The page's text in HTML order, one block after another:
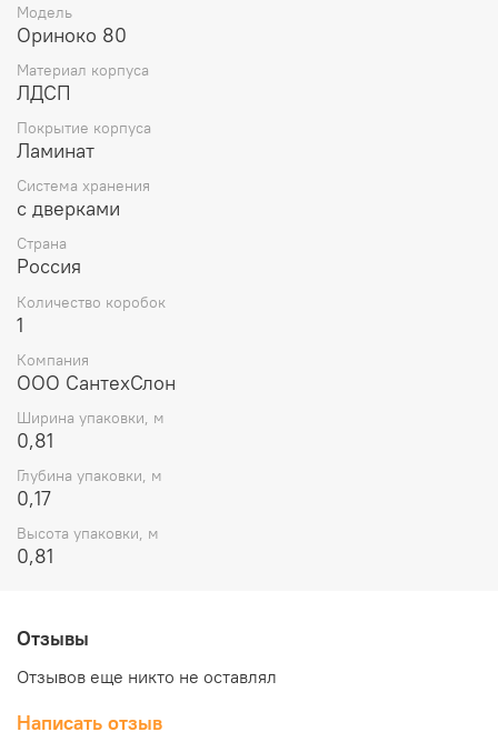
Модель
Ориноко 80
Материал корпуса
ЛДСП
Покрытие корпуса
Ламинат
Система хранения
с дверками
Страна
Россия
Количество коробок
1
Компания
ООО СантехСлон
Ширина упаковки, м
0,81
Глубина упаковки, м
0,17
Высота упаковки, м
0,81
Отзывы
Отзывов еще никто не оставлял
Написать отзыв